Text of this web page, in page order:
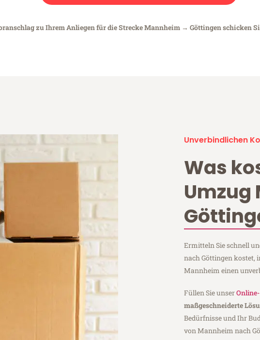
zu Ihrem Anliegen für die Strecke Mannheim → Göttingen schicken
Unverbindlichen
Was
Umzug
Ermitteln Sie schnell
nach Göttingen kostet,
Mannheim einen
Füllen Sie unser
maßgeschneiderte
Bedürfnisse und Ihr
von Mannheim nach